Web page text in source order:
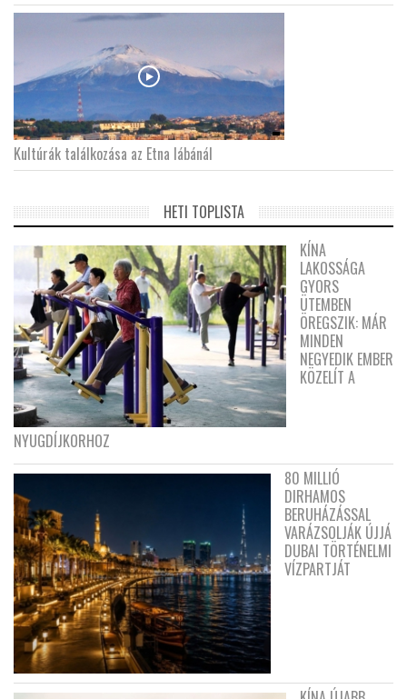
Kultúrák találkozása az Etna lábánál
HETI TOPLISTA
KÍNA
LAKOSSÁGA
GYORS
ÜTEMBEN
ÖREGSZIK: MÁR
MINDEN
NEGYEDIK EMBER
KÖZELÍT A
NYUGDÍJKORHOZ
80 MILLIÓ
DIRHAMOS
BERUHÁZÁSSAL
VARÁZSOLJÁK ÚJJÁ
DUBAI TÖRTÉNELMI
VÍZPARTJÁT